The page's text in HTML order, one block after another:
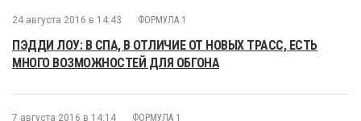
24 августа 2016 в 14:43 ФОРМУЛА 1
ПЭДДИ ЛОУ: В СПА, В ОТЛИЧИЕ ОТ НОВЫХ ТРАСС, ЕСТЬ
МНОГО ВОЗМОЖНОСТЕЙ ДЛЯ ОБГОНА
7 августа 2016 в 14:14 ФОРМУЛА 1